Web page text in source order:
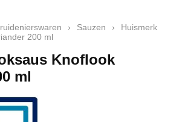
› Sauzen ›
Huismerk
200 ml
Knoflook
ml